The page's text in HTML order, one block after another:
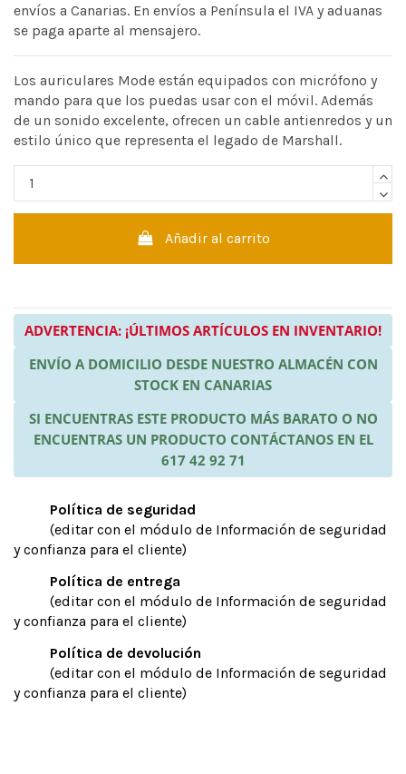
envíos a Canarias. En envíos a Península el IVA y aduanas
se paga aparte al mensajero.
Los auriculares Mode están equipados con micrófono y
mando para que los puedas usar con el móvil. Además
de un sonido excelente, ofrecen un cable antienredos y un
estilo único que representa el legado de Marshall.
Añadir al carrito
ADVERTENCIA: ¡ÚLTIMOS ARTÍCULOS EN INVENTARIO!
ENVÍO A DOMICILIO DESDE NUESTRO ALMACÉN CON
STOCK EN CANARIAS
SI ENCUENTRAS ESTE PRODUCTO MÁS BARATO O NO
ENCUENTRAS UN PRODUCTO CONTÁCTANOS EN EL
617 42 92 71
Política de seguridad
(editar con el módulo de Información de seguridad
y confianza para el cliente)
Política de entrega
(editar con el módulo de Información de seguridad
y confianza para el cliente)
Política de devolución
(editar con el módulo de Información de seguridad
y confianza para el cliente)